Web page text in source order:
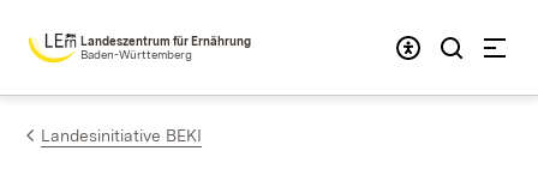
Zum Inhalt springen
Landeszentrum für Ernährung
Baden-Württemberg
Landesinitiative BEKI